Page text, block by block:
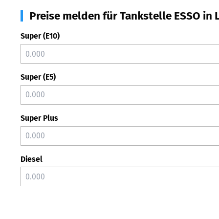
Preise melden für Tankstelle ESSO in
Super (E10)
Super (E5)
Super Plus
Diesel